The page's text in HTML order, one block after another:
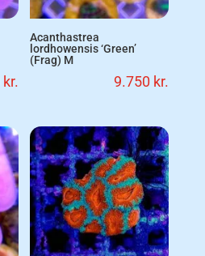
kr.
Acanthastrea
lordhowensis ‘Green’
(Frag) M
9.750 kr.